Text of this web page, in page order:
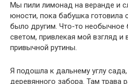
Мы пили лимонад на веранде и
юности, пока бабушка готовила
было другим. Что-то необычное
светом, привлекая мой взгляд и
привычной рутины.
Я подошла к дальнему углу
деревянного забора. Там трава